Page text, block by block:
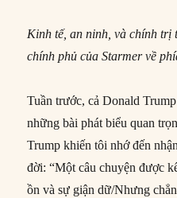
Kinh tế, an ninh, và chính trị
chính phủ của Starmer về
Tuần trước, cả Donald
những bài phát biểu quan
Trump khiến tôi nhớ đến
đời: “Một câu chuyện được
ồn và sự giận dữ/Nhưng